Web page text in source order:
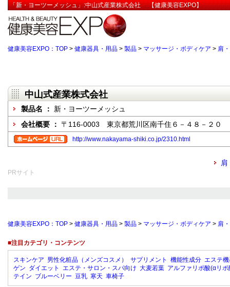
「新・ヨーツーメッシュ」:中山式産業株式会社 【健康美容EXPO】
健康美容EXPO：TOP > 健康器具・用品 > 製品 > マッサージ・ボディケア > 肩
中山式産業株式会社
製品名 ： 新・ヨーツーメッシュ
会社概要 ： 〒116-0003 東京都荒川区南千住６－４８－２０
http://www.nakayama-shiki.co.jp/2310.html
PRサイト
健康美容EXPO：TOP > 健康器具・用品 > 製品 > マッサージ・ボディケア > 肩
■注目カテゴリ・コンテンツ
スキンケア 男性化粧品（メンズコスメ） サプリメント 機能性成分 エステ
ゲン ダイエット エステ・サロン・スパ向け 大麦若葉 アルファリポ酸(αリポ
テイン ブルーベリー 豆乳 寒天 車椅子